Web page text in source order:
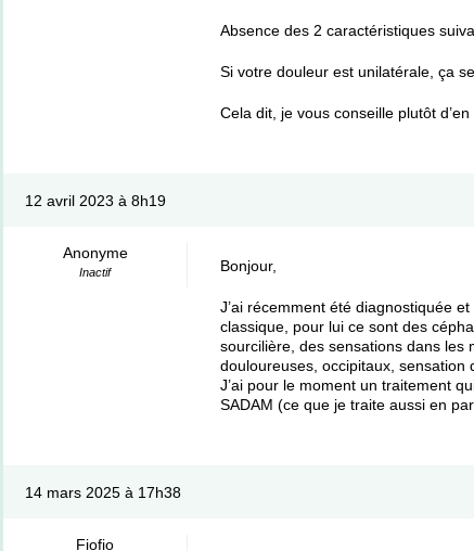
Absence des 2 caractéristiques
Si votre douleur est unilatérale, ça
Cela dit, je vous conseille plutôt
12 avril 2023 à 8h19
Anonyme
Inactif Bonjour,
J’ai récemment été diagnostiquée
classique, pour lui ce sont des
sourcilière, des sensations dans les
douloureuses, occipitaux, sensation
J’ai pour le moment un traitement
SADAM (ce que je traite aussi en
14 mars 2025 à 17h38
Fiofio